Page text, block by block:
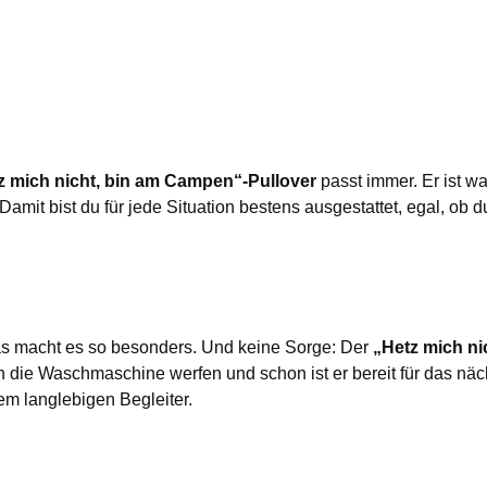
mich nicht, bin am Campen“-Pullover passt immer. Er ist
bist du für jede Situation bestens ausgestattet, egal, ob
macht es so besonders. Und keine Sorge: Der „Hetz mich
Waschmaschine werfen und schon ist er bereit für das
langlebigen Begleiter.